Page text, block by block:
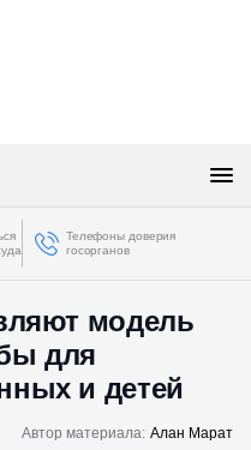
Телефоны доверия
госорганов
модель
для
и детей
Автор материала: Алан Марат